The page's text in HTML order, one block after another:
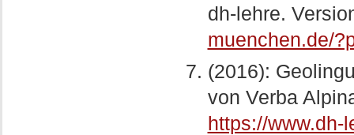
dh-lehre.
muenchen.de/
(2016):
von Verba
https://www.dh-